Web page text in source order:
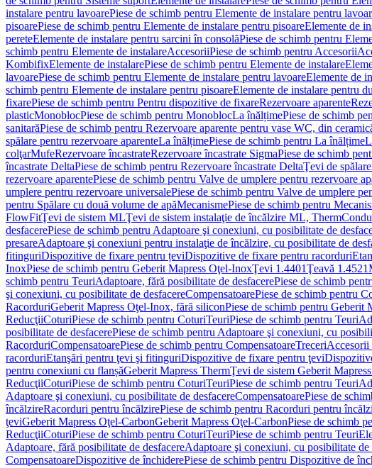
instalare pentru lavoarePiese de schimb pentru Elemente de instalare pentru
pisoarePiese de schimb pentru Elemente de instalare pentru pisoareElemente de
pereteElemente de instalare pentru sarcini în consolăPiese de schimb pentru
schimb pentru Elemente de instalareAccesoriiPiese de schimb pentru Accesorii
KombifixElemente de instalarePiese de schimb pentru Elemente de instalare
lavoarePiese de schimb pentru Elemente de instalare pentru lavoareElemente de
schimb pentru Elemente de instalare pentru pisoareElemente de instalare pentru
fixarePiese de schimb pentru Pentru dispozitive de fixareRezervoare aparente
plasticMonoblocPiese de schimb pentru MonoblocLa înălțimePiese de schimb
sanitarăPiese de schimb pentru Rezervoare aparente pentru vase WC, din
spălare pentru rezervoare aparenteLa înălțimePiese de schimb pentru La înălțime
colţarMufeRezervoare încastrateRezervoare încastrate SigmaPiese de schimb
încastrate DeltaPiese de schimb pentru Rezervoare încastrate DeltaŢevi de spălare
rezervoare aparentePiese de schimb pentru Valve de umplere pentru rezervoare
umplere pentru rezervoare universalePiese de schimb pentru Valve de umplere
pentru Spălare cu două volume de apăMecanismePiese de schimb pentru
FlowFitŢevi de sistem MLŢevi de sistem instalaţie de încălzire ML, Therm
desfacerePiese de schimb pentru Adaptoare şi conexiuni, cu posibilitate de
presareAdaptoare şi conexiuni pentru instalaţie de încălzire, cu posibilitate de
fitinguriDispozitive de fixare pentru țeviDispozitive de fixare pentru racorduri
InoxPiese de schimb pentru Geberit Mapress Oţel-InoxŢevi 1.4401Ţeavă 1.4521
schimb pentru TeuriAdaptoare, fără posibilitate de desfacerePiese de schimb
şi conexiuni, cu posibilitate de desfacereCompensatoarePiese de schimb pentru
RacorduriGeberit Mapress Oţel-Inox, fără siliconPiese de schimb pentru Geberit
ReducţiiCoturiPiese de schimb pentru CoturiTeuriPiese de schimb pentru Teuri
posibilitate de desfacerePiese de schimb pentru Adaptoare şi conexiuni, cu
RacorduriCompensatoarePiese de schimb pentru CompensatoareTreceriAccesorii
racorduriEtanşări pentru ţevi şi fitinguriDispozitive de fixare pentru ţevi
pentru conexiuni cu flanșăGeberit Mapress ThermŢevi de sistem Geberit
ReducţiiCoturiPiese de schimb pentru CoturiTeuriPiese de schimb pentru Teuri
Adaptoare şi conexiuni, cu posibilitate de desfacereCompensatoarePiese de
încălzireRacorduri pentru încălzirePiese de schimb pentru Racorduri pentru
ţeviGeberit Mapress Oţel-CarbonGeberit Mapress Oţel-CarbonPiese de schimb
ReducţiiCoturiPiese de schimb pentru CoturiTeuriPiese de schimb pentru Teuri
Adaptoare, fără posibilitate de desfacereAdaptoare şi conexiuni, cu posibilitate de
CompensatoareDispozitive de închiderePiese de schimb pentru Dispozitive de